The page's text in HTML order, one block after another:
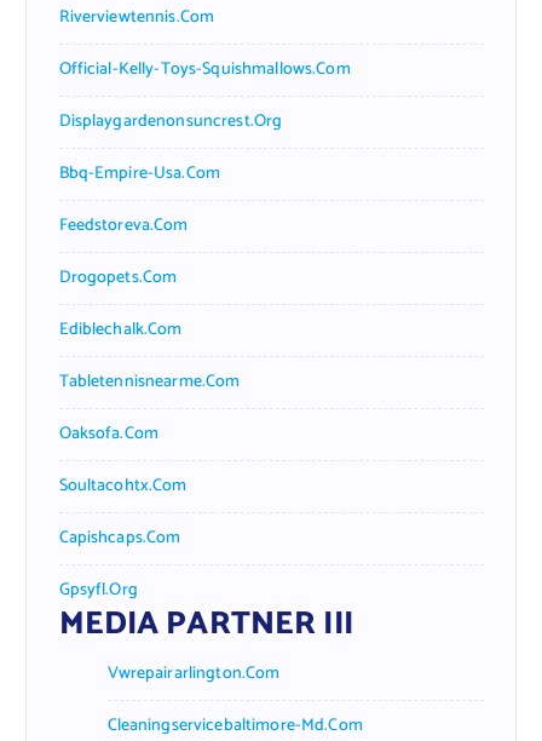
Riverviewtennis.com
Official-Kelly-Toys-Squishmallows.com
Displaygardenonsuncrest.org
Bbq-Empire-Usa.com
Feedstoreva.com
Drogopets.com
Ediblechalk.com
Tabletennisnearme.com
Oaksofa.com
Soultacohtx.com
Capishcaps.com
Gpsyfl.org
MEDIA PARTNER III
Vwrepairarlington.com
Cleaningservicebaltimore-Md.com